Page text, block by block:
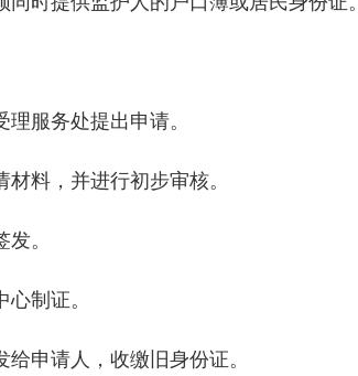
服务处提出申请。
料，并进行初步审核。
。
制证。
申请人，收缴旧身份证。